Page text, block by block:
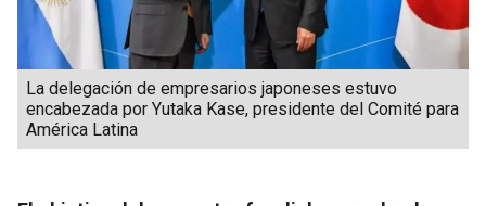
La delegación de empresarios japoneses estuvo
encabezada por Yutaka Kase, presidente del Comité para
América Latina